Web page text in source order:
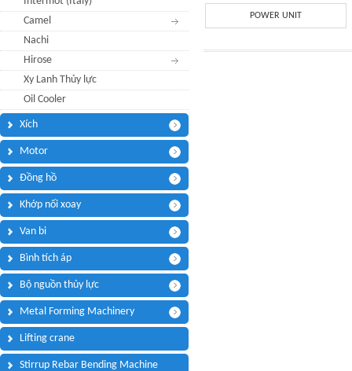
Camel
Nachi
Hirose
Xy Lanh Thủy lực
Oil Cooler
Xích
Motor
Đồng hồ
Khớp nối xoay
Van bi
Bình tích áp
Bộ nguồn thủy lực
Metal Forming Machinery
Lifting crane
Stirrup Rebar Bending Machine
BUTTERFLY VALVE
CLASS 600 FLOATING
Low Speed Hydraulic
Motor
POWER UNIT
Điện thoại di động:
Thông điệp bạn muốn
Tôi cần:*
Câu hỏi của bạn
(Tối đa 3000 kí tự)
Mã bảo mật: